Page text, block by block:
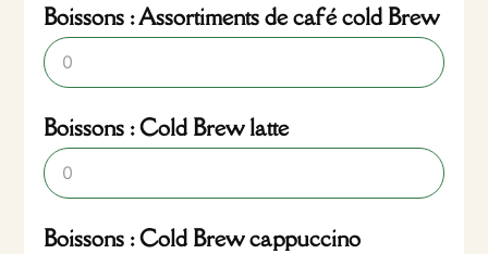
Boissons : Assortiments de café cold Brew
Boissons : Cold Brew latte
Boissons : Cold Brew cappuccino